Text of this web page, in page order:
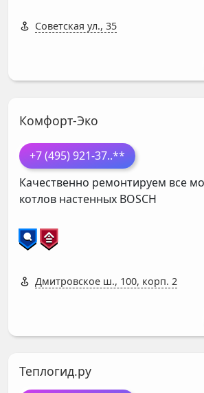
Советская ул., 35
Комфорт-Эко
+7 (495) 921-37..**
Качественно ремонтируем все
котлов настенных BOSCH
Дмитровское ш., 100, корп. 2
Теплогид.ру